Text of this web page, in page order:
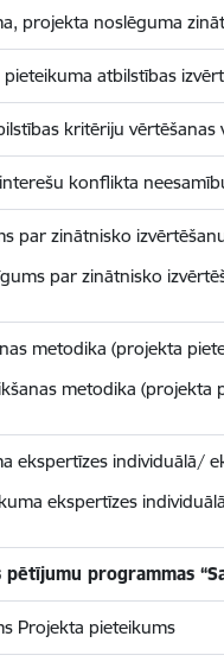
projekta noslēguma
atbilstības
kritēriju vērtēšanas
konflikta
par zinātnisko
par zinātnisko
metodika (projekta
metodika
ekspertīzes individuālā/
ekspertīzes
pētījumu programmas
Projekta pieteikums